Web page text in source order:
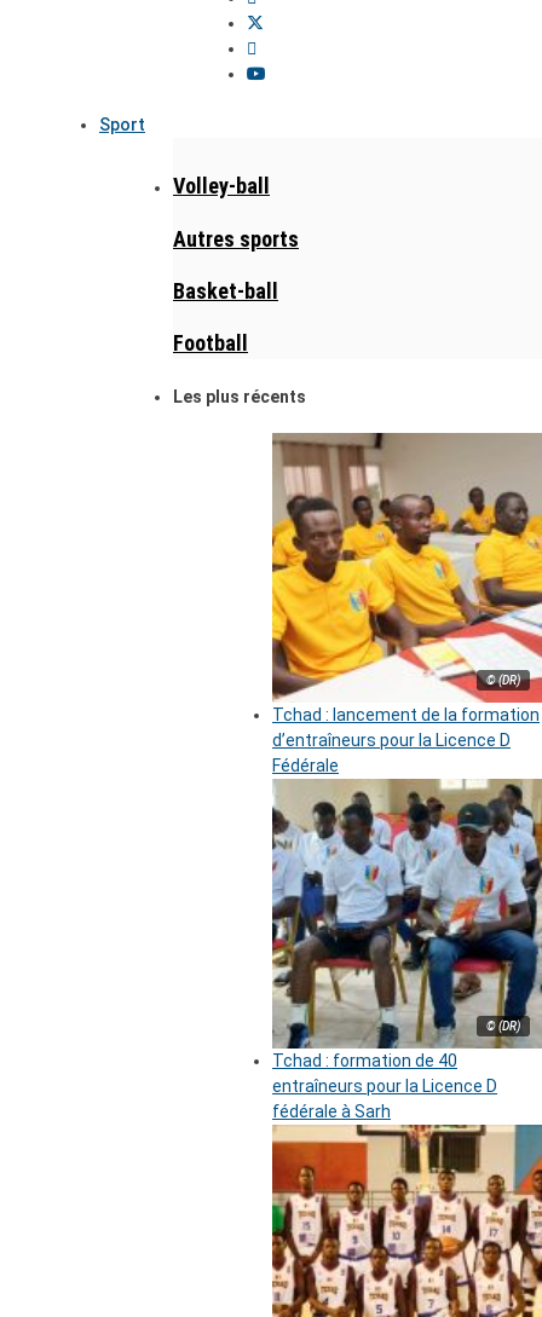
Sport
Volley-ball
Autres sports
Basket-ball
Football
Les plus récents
© (DR)
Tchad : lancement de la formation
d’entraîneurs pour la Licence D
Fédérale
© (DR)
Tchad : formation de 40
entraîneurs pour la Licence D
fédérale à Sarh